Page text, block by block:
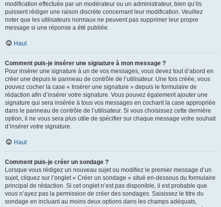
modification effectuée par un modérateur ou un administrateur, bien qu’ils
puissent rédiger une raison discrète concernant leur modification. Veuillez
noter que les utilisateurs normaux ne peuvent pas supprimer leur propre
message si une réponse a été publiée.
Haut
Comment puis-je insérer une signature à mon message ?
Pour insérer une signature à un de vos messages, vous devez tout d’abord en
créer une depuis le panneau de contrôle de l’utilisateur. Une fois créée, vous
pouvez cocher la case « Insérer une signature » depuis le formulaire de
rédaction afin d’insérer votre signature. Vous pouvez également ajouter une
signature qui sera insérée à tous vos messages en cochant la case appropriée
dans le panneau de contrôle de l’utilisateur. Si vous choisissez cette dernière
option, il ne vous sera plus utile de spécifier sur chaque message votre souhait
d’insérer votre signature.
Haut
Comment puis-je créer un sondage ?
Lorsque vous rédigez un nouveau sujet ou modifiez le premier message d’un
sujet, cliquez sur l’onglet « Créer un sondage » situé en-dessous du formulaire
principal de rédaction. Si cet onglet n’est pas disponible, il est probable que
vous n’ayez pas la permission de créer des sondages. Saisissez le titre du
sondage en incluant au moins deux options dans les champs adéquats,